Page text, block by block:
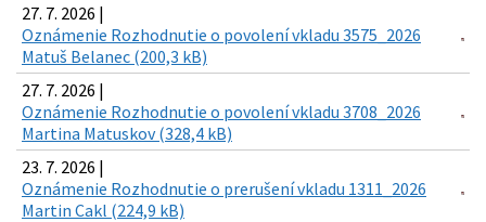
27. 7. 2026 |
Oznámenie Rozhodnutie o povolení vkladu 3575_2026
Matuš Belanec (200,3 kB)
27. 7. 2026 |
Oznámenie Rozhodnutie o povolení vkladu 3708_2026
Martina Matuskov (328,4 kB)
23. 7. 2026 |
Oznámenie Rozhodnutie o prerušení vkladu 1311_2026
Martin Cakl (224,9 kB)